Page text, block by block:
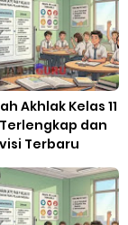
Akhlak Kelas 11
Terlengkap dan
Terbaru